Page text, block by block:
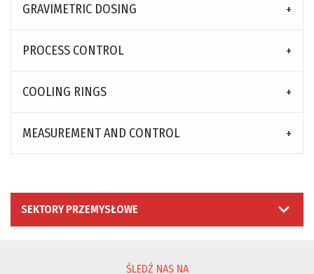
GRAVIMETRIC DOSING
PROCESS CONTROL
COOLING RINGS
MEASUREMENT AND CONTROL
SEKTORY PRZEMYSŁOWE
ŚLEDŹ NAS NA